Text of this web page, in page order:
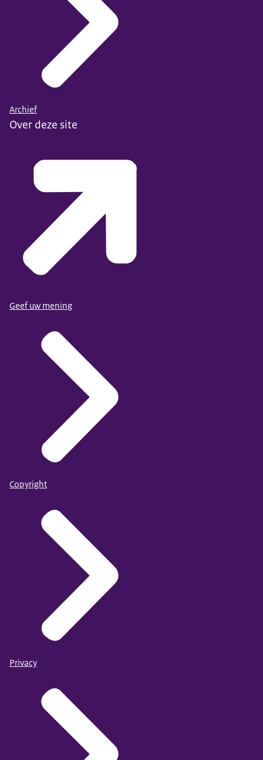
Archief
Over deze site
Geef uw mening
Copyright
Privacy